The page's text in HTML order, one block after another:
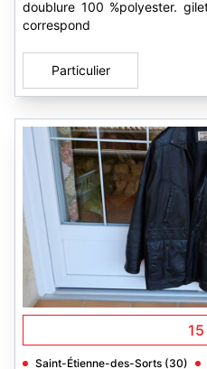
doublure 100 %polyester.
correspond
Particulier
Saint-Étienne-des-Sorts (30)